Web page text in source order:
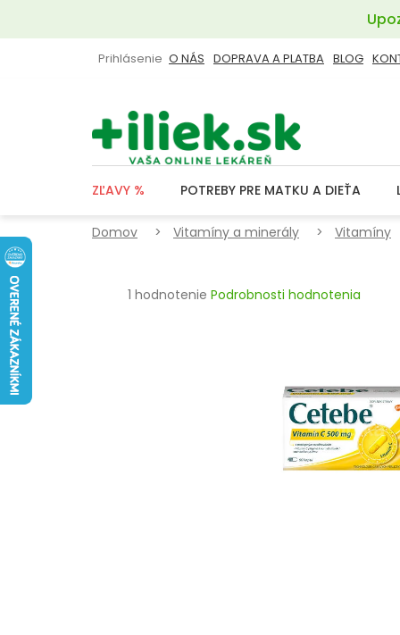
obsah
O NÁS DOPRAVA A PLATBA BLOG
Prihlásenie
ZĽAVY % POTREBY PRE MATKU A DIEŤA
Domov Vitamíny a minerály Vitamíny
Priemerné
1 hodnotenie Podrobnosti hodnotenia